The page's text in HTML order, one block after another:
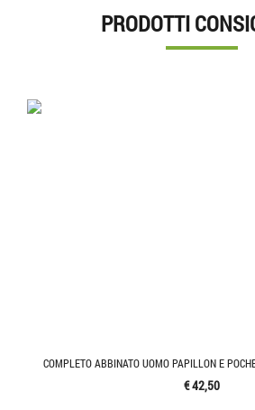
PRODOTTI
COMPLETO ABBINATO UOMO PAPILLON E
€ 42,50